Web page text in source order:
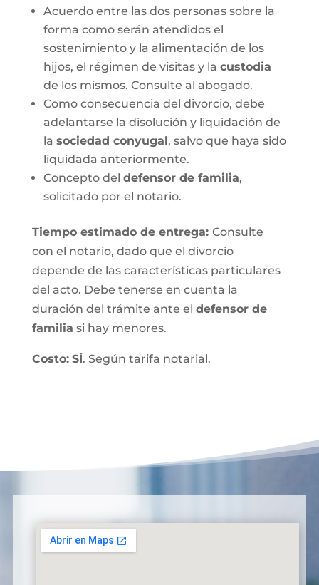
Acuerdo entre las dos personas sobre la
forma como serán atendidos el
sostenimiento y la alimentación de los
hijos, el régimen de visitas y la custodia
de los mismos. Consulte al abogado.
Como consecuencia del divorcio, debe
adelantarse la disolución y liquidación de
la sociedad conyugal, salvo que haya sido
liquidada anteriormente.
Concepto del defensor de familia,
solicitado por el notario.
Tiempo estimado de entrega: Consulte
con el notario, dado que el divorcio
depende de las características particulares
del acto. Debe tenerse en cuenta la
duración del trámite ante el defensor de
familia si hay menores.
Costo: SÍ. Según tarifa notarial.